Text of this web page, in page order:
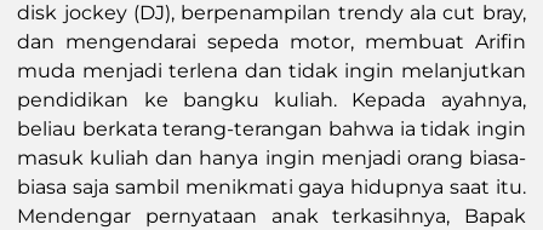
disk jockey (DJ), berpenampilan trendy ala cut bray,
dan mengendarai sepeda motor, membuat Arifin
muda menjadi terlena dan tidak ingin melanjutkan
pendidikan ke bangku kuliah. Kepada ayahnya,
beliau berkata terang-terangan bahwa ia tidak ingin
masuk kuliah dan hanya ingin menjadi orang biasa-
biasa saja sambil menikmati gaya hidupnya saat itu.
Mendengar pernyataan anak terkasihnya, Bapak